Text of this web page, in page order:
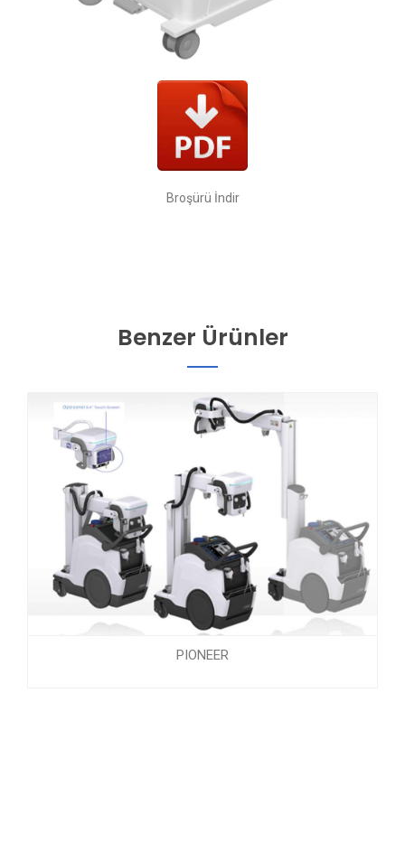
Broşürü İndir
Benzer Ürünler
PIONEER